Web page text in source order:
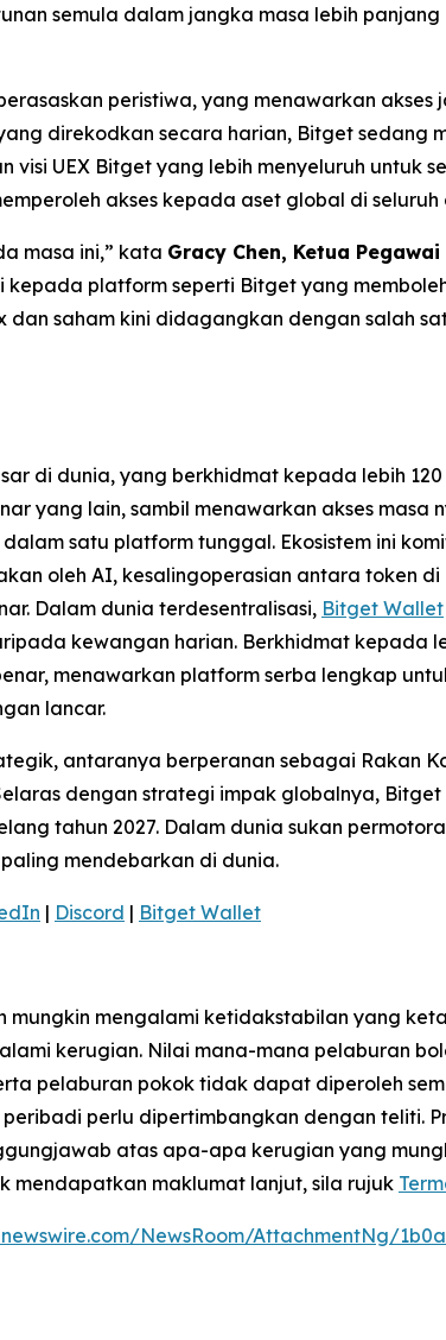
semula dalam jangka masa lebih
peristiwa, yang menawarkan akses
direkodkan secara harian, Bitget sedang
UEX Bitget yang lebih menyeluruh untuk
akses kepada aset global di seluruh
masa ini,” kata Gracy Chen, Ketua
platform seperti Bitget yang
dan saham kini didagangkan dengan salah
di dunia, yang berkhidmat kepada lebih
yang lain, sambil menawarkan akses masa
satu platform tunggal. Ekosistem ini
oleh AI, kesalingoperasian antara token di
Dalam dunia terdesentralisasi, Bitget Wallet
kewangan harian. Berkhidmat kepada
menawarkan platform serba lengkap
lancar.
antaranya berperanan sebagai Rakan
dengan strategi impak globalnya,
tahun 2027. Dalam dunia sukan
mendebarkan di dunia.
| Discord | Bitget Wallet
mengalami ketidakstabilan yang
kerugian. Nilai mana-mana pelaburan
pelaburan pokok tidak dapat diperoleh
perlu dipertimbangkan dengan teliti.
atas apa-apa kerugian yang
mendapatkan maklumat lanjut, sila rujuk
NewsRoom/AttachmentNg/